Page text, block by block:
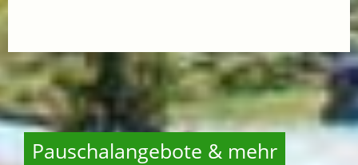
Pauschalangebote & mehr